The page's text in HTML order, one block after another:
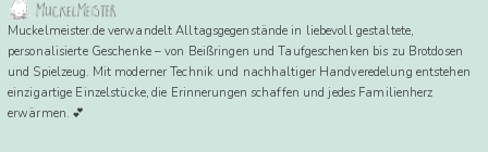
Muckelmeister.de verwandelt Alltagsgegenstände in liebevoll gestaltete,
personalisierte Geschenke – von Beißringen und Taufgeschenken bis zu Brotdosen
und Spielzeug. Mit moderner Technik und nachhaltiger Handveredelung entstehen
einzigartige Einzelstücke, die Erinnerungen schaffen und jedes Familienherz
erwärmen. 💕